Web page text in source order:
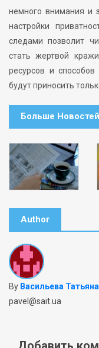
немного внимания и
настройки
следами позволит
стать жертвой
ресурсов и
будут приносить
Больше Новостей
Author
By Васильева Татьяна
pavel@sait.ua